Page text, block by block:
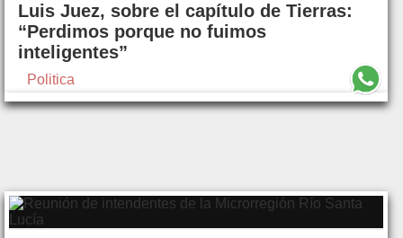
Luis Juez, sobre el capítulo de Tierras:
“Perdimos porque no fuimos
inteligentes”
Politica